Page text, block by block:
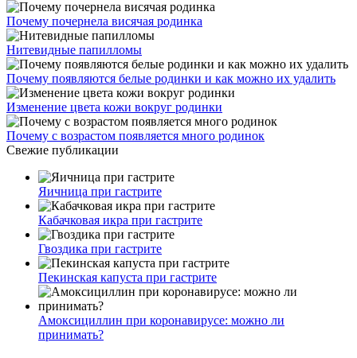
Почему почернела висячая родинка
Нитевидные папилломы
Почему появляются белые родинки и как можно их удалить
Изменение цвета кожи вокруг родинки
Почему с возрастом появляется много родинок
Свежие публикации
Яичница при гастрите
Кабачковая икра при гастрите
Гвоздика при гастрите
Пекинская капуста при гастрите
Амоксициллин при коронавирусе: можно ли
принимать?